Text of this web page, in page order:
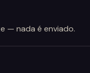
— nada é enviado.